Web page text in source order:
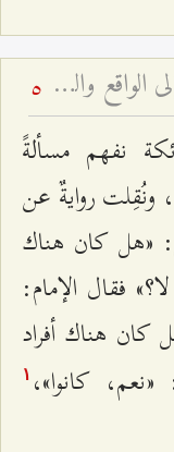
التعبّد هو الطريق الوحيد للوصول إلى الواقع والقرب الإلهيّ - أخطار العلم من دون نية صالحة ومن دون تعبّد 5
نفهم مسألةً
ونُقِلت روايةٌ عن
«هل كان هناك
فقال الإمام:
كان هناك أفراد
كانوا»، ۱